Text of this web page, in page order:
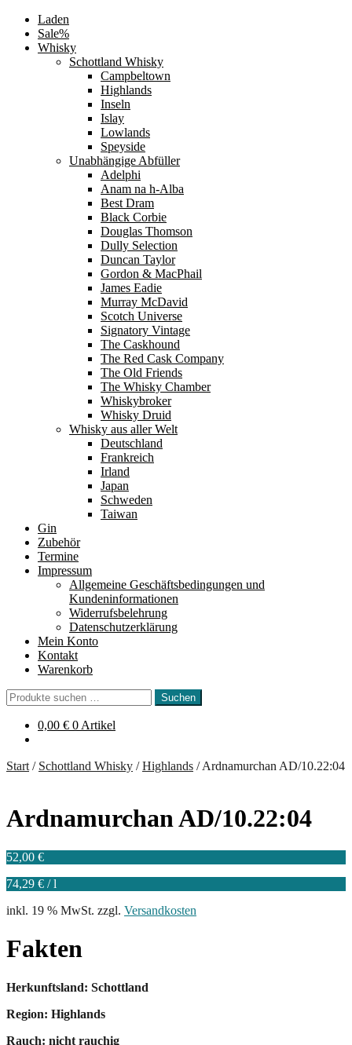
Laden
Sale%
Whisky
Schottland Whisky
Campbeltown
Highlands
Inseln
Islay
Lowlands
Speyside
Unabhängige Abfüller
Adelphi
Anam na h-Alba
Best Dram
Black Corbie
Douglas Thomson
Dully Selection
Duncan Taylor
Gordon & MacPhail
James Eadie
Murray McDavid
Scotch Universe
Signatory Vintage
The Caskhound
The Red Cask Company
The Old Friends
The Whisky Chamber
Whiskybroker
Whisky Druid
Whisky aus aller Welt
Deutschland
Frankreich
Irland
Japan
Schweden
Taiwan
Gin
Zubehör
Termine
Impressum
Allgemeine Geschäftsbedingungen und
Kundeninformationen
Widerrufsbelehrung
Datenschutzerklärung
Mein Konto
Kontakt
Warenkorb
Suchen
nach:
Suchen
0,00 € 0 Artikel
Start / Schottland Whisky /Highlands /Ardnamurchan AD/10.22:04
Ardnamurchan AD/10.22:04
52,00 €
74,29 € /l
inkl. 19 % MwSt. zzgl. Versandkosten
Fakten
Herkunftsland: Schottland
Region: Highlands
Rauch: nicht rauchig